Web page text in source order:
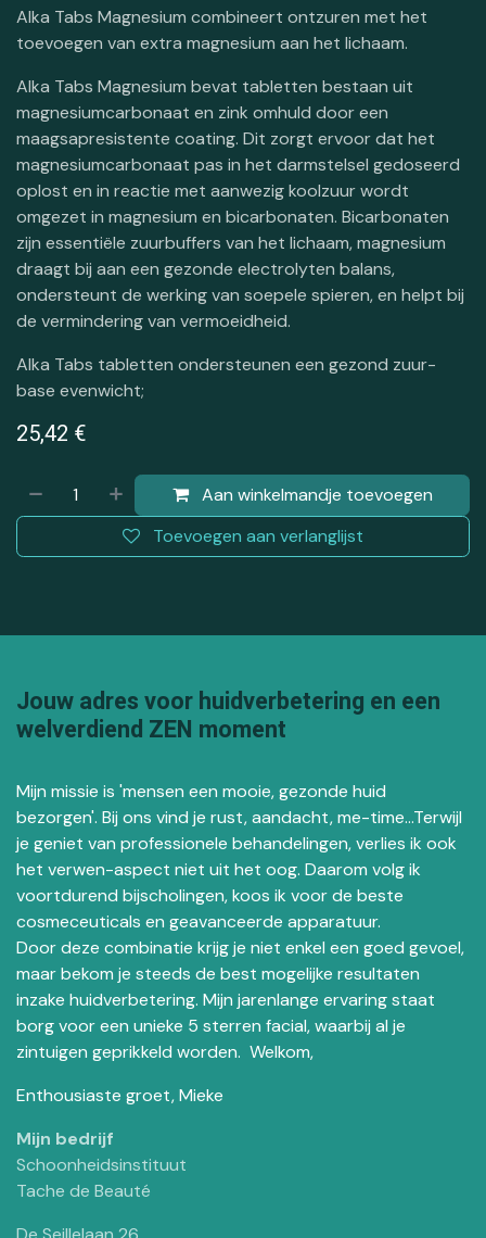
Alka Tabs Magnesium combineert ontzuren met het
toevoegen van extra magnesium aan het lichaam.
Alka Tabs Magnesium bevat tabletten bestaan uit
magnesiumcarbonaat en zink omhuld door een
maagsapresistente coating. Dit zorgt ervoor dat het
magnesiumcarbonaat pas in het darmstelsel gedoseerd
oplost en in reactie met aanwezig koolzuur wordt
omgezet in magnesium en bicarbonaten. Bicarbonaten
zijn essentiële zuurbuffers van het lichaam, magnesium
draagt bij aan een gezonde electrolyten balans,
ondersteunt de werking van soepele spieren, en helpt bij
de vermindering van vermoeidheid.
Alka Tabs tabletten ondersteunen een gezond zuur-
base evenwicht;
25,42 €
Aan winkelmandje toevoegen
Toevoegen aan verlanglijst
Jouw adres voor huidverbetering en een
welverdiend ZEN moment
Mijn missie is 'mensen een mooie, gezonde huid
bezorgen'. Bij ons vind je rust, aandacht, me-time...Terwijl
je geniet van professionele behandelingen, verlies ik ook
het verwen-aspect niet uit het oog. Daarom volg ik
voortdurend bijscholingen, koos ik voor de beste
cosmeceuticals en geavanceerde apparatuur.
Door deze combinatie krijg je niet enkel een goed gevoel,
maar bekom je steeds de best mogelijke resultaten
inzake huidverbetering. Mijn jarenlange ervaring staat
borg voor een unieke 5 sterren facial, waarbij al je
zintuigen geprikkeld worden. Welkom,
Enthousiaste groet, Mieke
Mijn bedrijf
Schoonheidsinstituut
Tache de Beauté